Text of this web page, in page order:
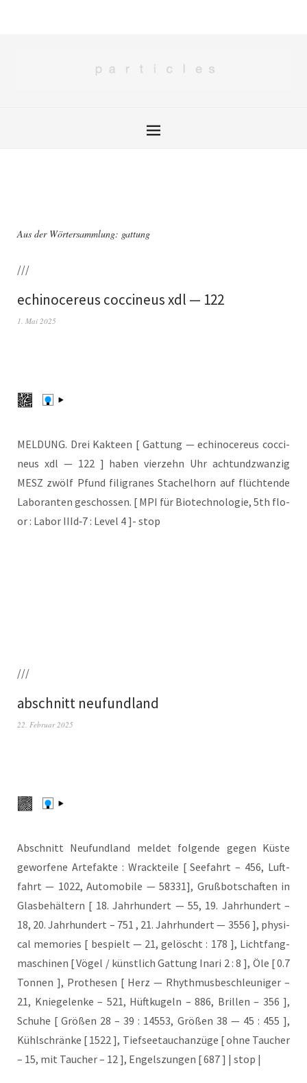
Aus der Wörtersammlung: gattung
///
echinocereus coccineus xdl — 122
1. Mai 2025
MELDUNG. Drei Kak­teen [ Gat­tung — echi­no­ce­re­us coc­ci­
neus xdl — 122 ] haben vier­zehn Uhr acht­und­zwan­zig
MESZ zwölf Pfund fili­gra­nes Sta­chel­horn auf flüch­ten­de
Labo­ran­ten geschos­sen. [ MPI für Bio­tech­no­lo­gie, 5th flo­
or : Labor IIId‑7 : Level 4 ]- stop
///
abschnitt neufundland
22. Februar 2025
Abschnitt Neu­fund­land mel­det fol­gen­de gegen Küs­te
gewor­fe­ne Arte­fak­te : Wrack­tei­le [ See­fahrt – 456, Luft­
fahrt — 1022, Auto­mo­bi­le — 58331], Gruß­bot­schaf­ten in
Glas­be­häl­tern [ 18. Jahr­hun­dert — 55, 19. Jahr­hun­dert –
18, 20. Jahr­hun­dert – 751 , 21. Jahr­hun­dert — 3556 ], phy­si­
cal memo­ries [ bespielt — 21, gelöscht : 178 ], Licht­fang­
ma­schi­nen [ Vögel / künst­lich Gat­tung Ina­ri 2 : 8 ], Öle [ 0.7
Ton­nen ], Pro­the­sen [ Herz — Rhyth­mus­be­schleu­ni­ger –
21, Knie­ge­len­ke – 521, Hüft­ku­geln – 886, Bril­len – 356 ],
Schu­he [ Grö­ßen 28 – 39 : 14553, Grö­ßen 38 — 45 : 455 ],
Kühl­schrän­ke [ 1522 ], Tief­see­tauch­an­zü­ge [ ohne Tau­cher
– 15, mit Tau­cher – 12 ], Engels­zun­gen [ 687 ] | stop |